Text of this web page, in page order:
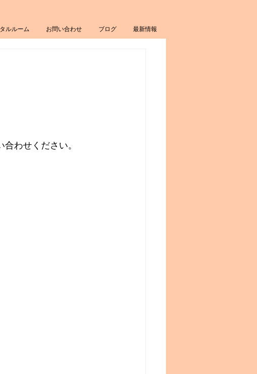
ルルーム お問い合わせ ブログ 最新情報
わせください。